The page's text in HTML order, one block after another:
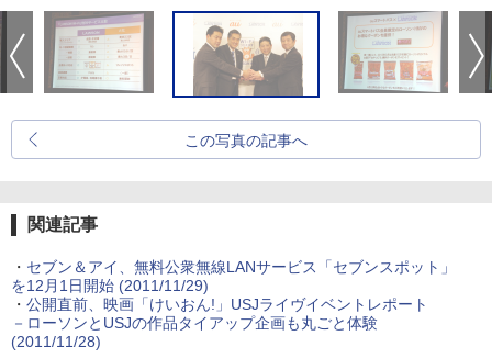
この写真の記事へ
関連記事
・ セブン＆アイ、無料公衆無線LANサービス「セブンスポット」
を12月1日開始(2011/11/29)
・ 公開直前、映画「けいおん!」USJライヴイベントレポート
－ローソンとUSJの作品タイアップ企画も丸ごと体験
(2011/11/28)